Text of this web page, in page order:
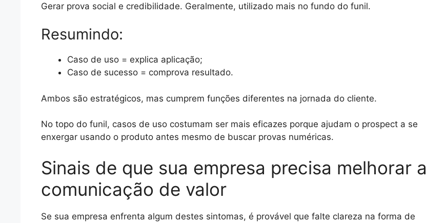
Gerar prova social e credibilidade. Geralmente, utilizado mais no fundo do funil.
Resumindo:
Caso de uso = explica aplicação;
Caso de sucesso = comprova resultado.
Ambos são estratégicos, mas cumprem funções diferentes na jornada do cliente.
No topo do funil, casos de uso costumam ser mais eficazes porque ajudam o prospect a se
enxergar usando o produto antes mesmo de buscar provas numéricas.
Sinais de que sua empresa precisa melhorar a
comunicação de valor
Se sua empresa enfrenta algum destes sintomas, é provável que falte clareza na forma de